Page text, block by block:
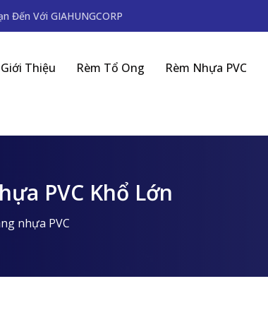
Đến Với GIAHUNGCORP
Giới Thiệu Rèm Tổ Ong Rèm Nhựa PVC
PVC Khổ Lớn
nhựa PVC